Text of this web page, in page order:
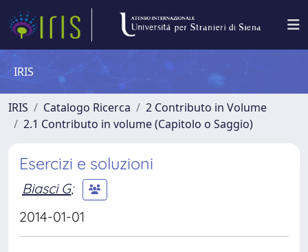
IRIS
IRIS Catalogo Ricerca
2 Contributo in Volume
2.1 Contributo in volume (Capitolo o Saggio)
Esercizi e soluzioni
Biasci G;
2014-01-01